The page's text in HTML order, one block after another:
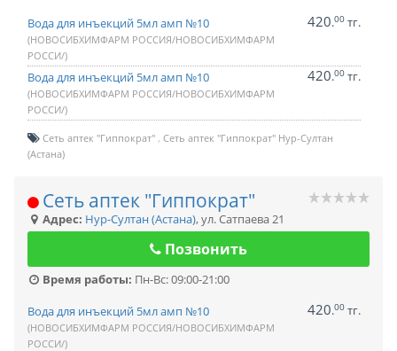
Вода для инъекций 5мл амп №10
(НОВОСИБХИМФАРМ РОССИЯ/НОВОСИБХИМФАРМ
РОССИ/)
420.00 тг.
Вода для инъекций 5мл амп №10
(НОВОСИБХИМФАРМ РОССИЯ/НОВОСИБХИМФАРМ
РОССИ/)
420.00 тг.
Сеть аптек "Гиппократ" Сеть аптек "Гиппократ" Нур-Султан
(Астана)
Сеть аптек "Гиппократ"
Адрес: Нур-Султан (Астана),ул. Сатпаева 21
Позвонить
Время работы: Пн-Вс: 09:00-21:00
Вода для инъекций 5мл амп №10
(НОВОСИБХИМФАРМ РОССИЯ/НОВОСИБХИМФАРМ
РОССИ/)
420.00 тг.